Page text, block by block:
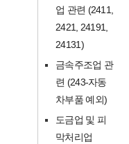
업 관련 (2411,
2421, 24191,
24131)
금속주조업 관
련 (243-자동
차부품 예외)
도금업 및 피
막처리업